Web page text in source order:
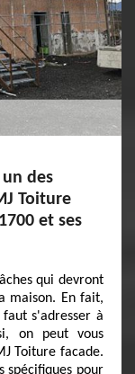
des
Toiture
et ses
qui devront
maison. En fait,
s'adresser à
on peut vous
Toiture facade.
spécifiques pour